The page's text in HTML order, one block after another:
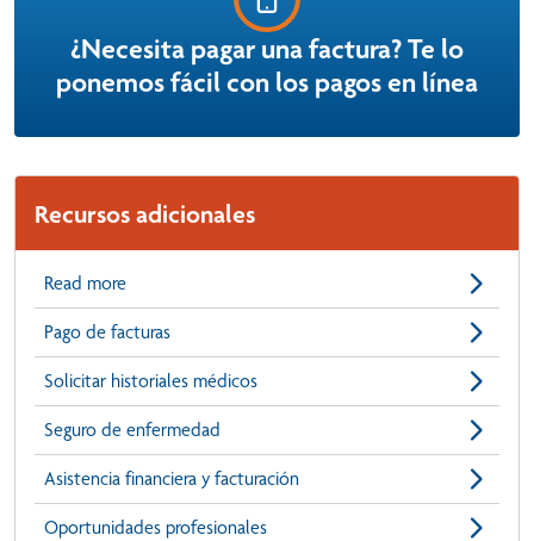
¿Necesita pagar una factura? Te lo
ponemos fácil con los pagos en línea
Recursos adicionales
Read more
Pago de facturas
Solicitar historiales médicos
Seguro de enfermedad
Asistencia financiera y facturación
Oportunidades profesionales